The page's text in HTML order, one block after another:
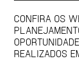
CONFIRA OS
REALIZADOS